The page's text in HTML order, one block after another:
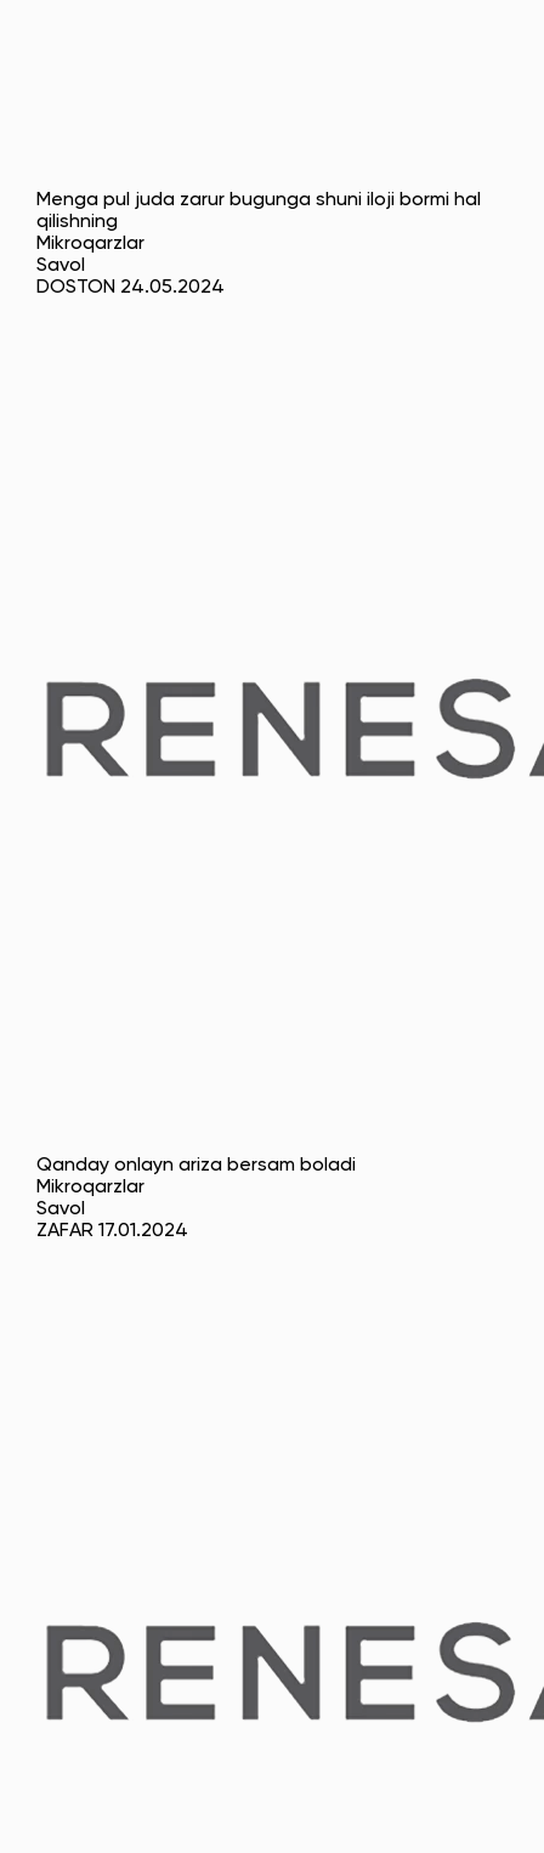
Menga pul juda zarur bugunga shuni iloji bormi hal
qilishning
Mikroqarzlar
Savol
DOSTON 24.05.2024
Qanday onlayn ariza bersam boladi
Mikroqarzlar
Savol
ZAFAR 17.01.2024